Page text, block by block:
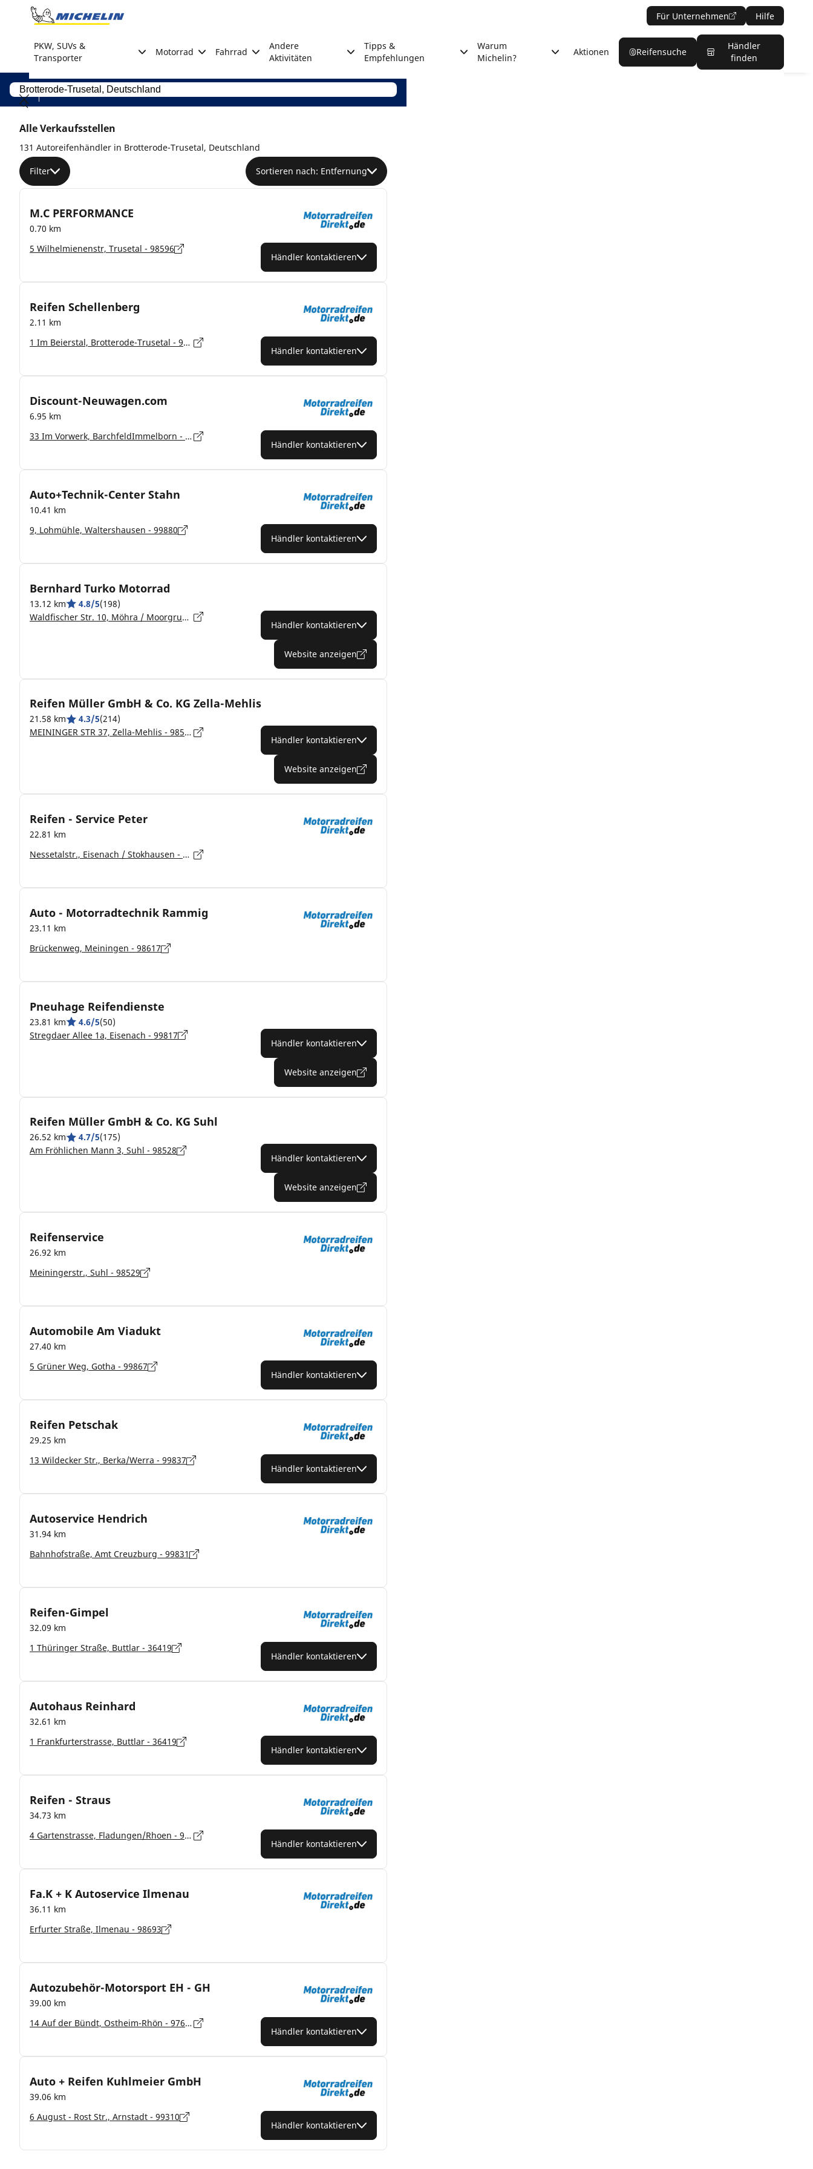
Go to page content
Für Unternehmen Hilfe
PKW, SUVs &
Transporter
Motorrad Fahrrad
Andere
Aktivitäten
Tipps &
Empfehlungen
Warum
Michelin?
Aktionen Reifensuche
Händler
finden
Alle Verkaufsstellen
131 Autoreifenhändler in Brotterode-Trusetal, Deutschland
Filter Sortieren nach: Entfernung
M.C PERFORMANCE
0.70 km
5 Wilhelmienenstr, Trusetal - 98596
Händler kontaktieren
Reifen Schellenberg
2.11 km
1 Im Beierstal, Brotterode-Trusetal - 98596
Händler kontaktieren
Discount-Neuwagen.com
6.95 km
33 Im Vorwerk, BarchfeldImmelborn - 36456
Händler kontaktieren
Auto+Technik-Center Stahn
10.41 km
9, Lohmühle, Waltershausen - 99880
Händler kontaktieren
Bernhard Turko Motorrad
13.12 km 4.8/5(198)
Waldfischer Str. 10, Möhra / Moorgrund - 36433
Händler kontaktieren
Website anzeigen
Reifen Müller GmbH & Co. KG Zella-Mehlis
21.58 km 4.3/5(214)
MEININGER STR 37, Zella-Mehlis - 98544
Händler kontaktieren
Website anzeigen
Reifen - Service Peter
22.81 km
Nessetalstr., Eisenach / Stokhausen - 99817
Auto - Motorradtechnik Rammig
23.11 km
Brückenweg, Meiningen - 98617
Pneuhage Reifendienste
23.81 km 4.6/5(50)
Stregdaer Allee 1a, Eisenach - 99817
Händler kontaktieren
Website anzeigen
Reifen Müller GmbH & Co. KG Suhl
26.52 km 4.7/5(175)
Am Fröhlichen Mann 3, Suhl - 98528
Händler kontaktieren
Website anzeigen
Reifenservice
26.92 km
Meiningerstr., Suhl - 98529
Automobile Am Viadukt
27.40 km
5 Grüner Weg, Gotha - 99867
Händler kontaktieren
Reifen Petschak
29.25 km
13 Wildecker Str., Berka/Werra - 99837
Händler kontaktieren
Autoservice Hendrich
31.94 km
Bahnhofstraße, Amt Creuzburg - 99831
Reifen-Gimpel
32.09 km
1 Thüringer Straße, Buttlar - 36419
Händler kontaktieren
Autohaus Reinhard
32.61 km
1 Frankfurterstrasse, Buttlar - 36419
Händler kontaktieren
Reifen - Straus
34.73 km
4 Gartenstrasse, Fladungen/Rhoen - 97650
Händler kontaktieren
Fa.K + K Autoservice Ilmenau
36.11 km
Erfurter Straße, Ilmenau - 98693
Autozubehör-Motorsport EH - GH
39.00 km
14 Auf der Bündt, Ostheim-Rhön - 97645
Händler kontaktieren
Auto + Reifen Kuhlmeier GmbH
39.06 km
6 August - Rost Str., Arnstadt - 99310
Händler kontaktieren